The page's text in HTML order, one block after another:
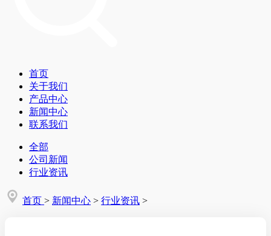
首页
关于我们
产品中心
新闻中心
联系我们
全部
公司新闻
行业资讯
首页 > 新闻中心 > 行业资讯 >